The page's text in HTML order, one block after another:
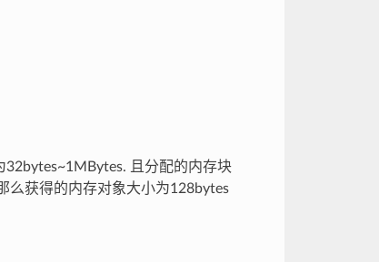
且分配的内存块
么获得的内存对象大小为128bytes